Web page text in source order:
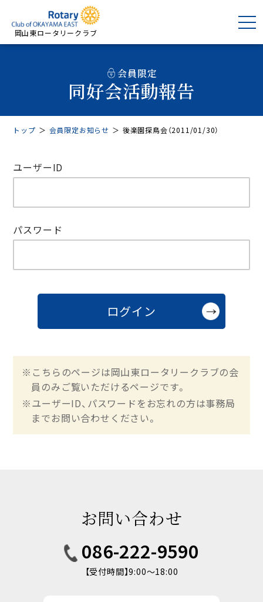
岡山東ロータリークラブ
会員限定
同好会活動報告
トップ ＞ 会員限定お知らせ ＞ 後楽園探鳥会（2011/01/30）
ユーザーID
パスワード
※こちらのページは岡山東ロータリークラブの会
員のみご覧いただけるページです。
※ユーザーID、パスワードをお忘れの方は事務局
までお問い合わせください。
お問い合わせ
086-222-9590
【受付時間】9:00〜18:00